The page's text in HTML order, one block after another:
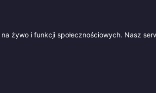
żywo i funkcji społecznościowych. Nasz